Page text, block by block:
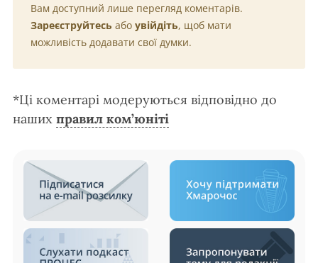
Вам доступний лише перегляд коментарів.
Зареєструйтесь або увійдіть, щоб мати
можливість додавати свої думки.
*Ці коментарі модеруються відповідно до
наших правил ком’юніті